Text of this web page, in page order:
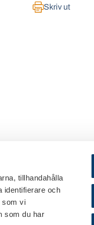
tillhandahålla
identifierare och
som vi
som du har
Skriv ut